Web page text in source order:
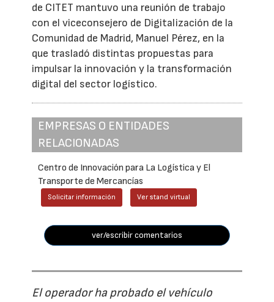
de CITET mantuvo una reunión de trabajo
con el viceconsejero de Digitalización de la
Comunidad de Madrid, Manuel Pérez, en la
que trasladó distintas propuestas para
impulsar la innovación y la transformación
digital del sector logístico.
EMPRESAS O ENTIDADES
RELACIONADAS
Centro de Innovación para La Logística y El
Transporte de Mercancías
Solicitar información Ver stand virtual
ver/escribir comentarios
El operador ha probado el vehículo